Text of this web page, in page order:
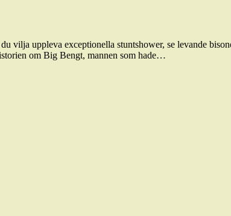
vilja uppleva exceptionella stuntshower, se levande
om Big Bengt, mannen som hade…